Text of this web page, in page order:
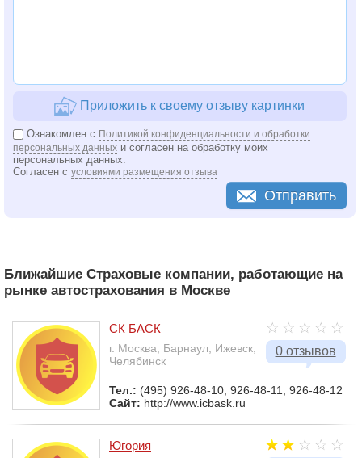
Приложить к своему отзыву картинки
Ознакомлен с Политикой конфиденциальности и обработки
персональных данных и согласен на обработку моих
персональных данных.
Согласен с условиями размещения отзыва
Отправить
Ближайшие Страховые компании, работающие на
рынке автострахования в Москве
0 отзывов
СК БАСК
г. Москва, Барнаул, Ижевск,
Челябинск
Тел.: (495) 926-48-10, 926-48-11, 926-48-12
Сайт: http://www.icbask.ru
Югория